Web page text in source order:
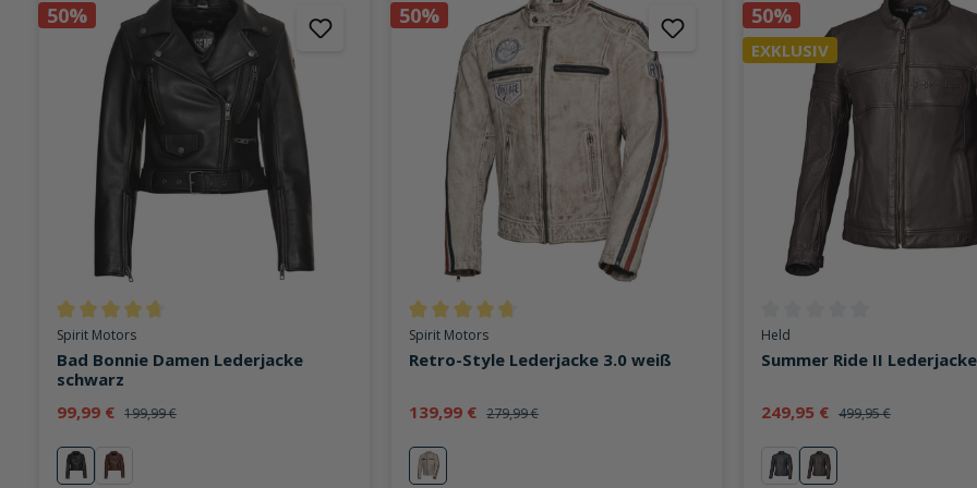
50%
Durchschnittliche Bewertung von 4.7 von 5 Sternen
Spirit Motors
Bad Bonnie Damen Lederjacke
schwarz
99,99 € 199,99 €
schwarz
rot
50%
Durchschnittliche Bewertung von 4.8 von 5 Sternen
Spirit Motors
Retro-Style Lederjacke 3.0 weiß
139,99 € 279,99 €
weiß
50%
EXKLUSIV
Durchschnittliche Bewertung
Held
Summer Ride II
249,95 € 499,95 €
schwarz
braun